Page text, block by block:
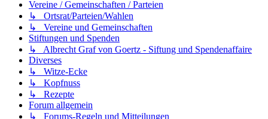
Vereine / Gemeinschaften / Parteien
↳ Ortsrat/Parteien/Wahlen
↳ Vereine und Gemeinschaften
Stiftungen und Spenden
↳ Albrecht Graf von Goertz - Siftung und Spendenaffaire
Diverses
↳ Witze-Ecke
↳ Kopfnuss
↳ Rezepte
Forum allgemein
↳ Forums-Regeln und Mitteilungen